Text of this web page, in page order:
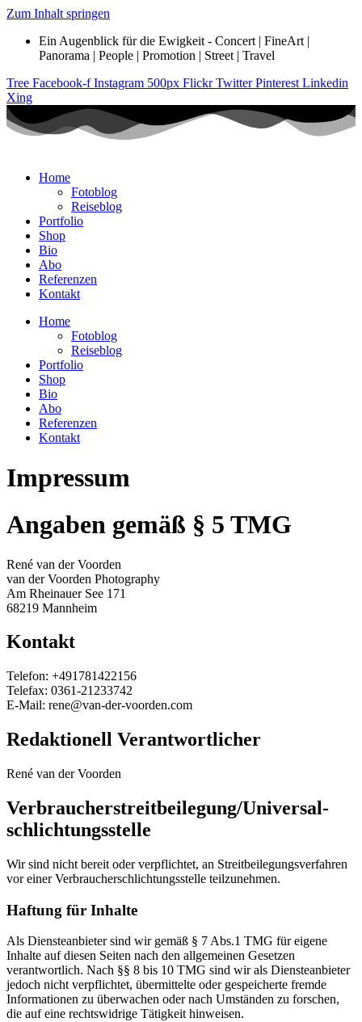
Zum Inhalt springen
Ein Augenblick für die Ewigkeit - Concert | FineArt |
Panorama | People | Promotion | Street | Travel
Tree Facebook-f Instagram 500px Flickr Twitter Pinterest Linkedin
Xing
Home
Fotoblog
Reiseblog
Portfolio
Shop
Bio
Abo
Referenzen
Kontakt
Home
Fotoblog
Reiseblog
Portfolio
Shop
Bio
Abo
Referenzen
Kontakt
Impressum
Angaben gemäß § 5 TMG
René van der Voorden
van der Voorden Photography
Am Rheinauer See 171
68219 Mannheim
Kontakt
Telefon: +491781422156
Telefax: 0361-21233742
E-Mail: rene@van-der-voorden.com
Redaktionell Verantwortlicher
René van der Voorden
Verbraucher­streit­beilegung/Universal­
schlichtungs­stelle
Wir sind nicht bereit oder verpflichtet, an Streitbeilegungsverfahren
vor einer Verbraucherschlichtungsstelle teilzunehmen.
Haftung für Inhalte
Als Diensteanbieter sind wir gemäß § 7 Abs.1 TMG für eigene
Inhalte auf diesen Seiten nach den allgemeinen Gesetzen
verantwortlich. Nach §§ 8 bis 10 TMG sind wir als Diensteanbieter
jedoch nicht verpflichtet, übermittelte oder gespeicherte fremde
Informationen zu überwachen oder nach Umständen zu forschen,
die auf eine rechtswidrige Tätigkeit hinweisen.